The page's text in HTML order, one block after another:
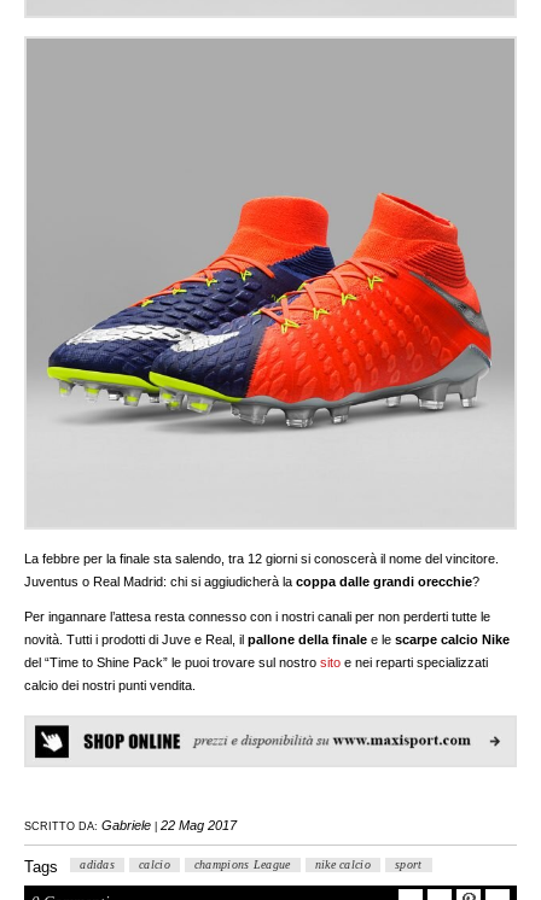
La febbre per la finale sta salendo, tra 12 giorni si conoscerà il nome del vincitore.
Juventus o Real Madrid: chi si aggiudicherà lacoppa dalle grandi orecchie?
Per ingannare l’attesa resta connesso con i nostri canali per non perderti tutte le
novità. Tutti i prodotti di Juve e Real, ilpallone della finale e lescarpe calcio Nike
del “Time to Shine Pack” le puoi trovare sul nostrosito e nei reparti specializzati
calcio dei nostri punti vendita.
SCRITTO DA: Gabriele 22 Mag 2017
Tags adidas calcio champions League nike calcio sport